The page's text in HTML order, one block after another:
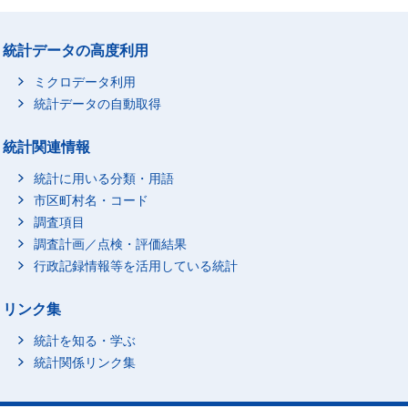
統計データの高度利用
ミクロデータ利用
統計データの自動取得
統計関連情報
統計に用いる分類・用語
市区町村名・コード
調査項目
調査計画／点検・評価結果
行政記録情報等を活用している統計
リンク集
統計を知る・学ぶ
統計関係リンク集